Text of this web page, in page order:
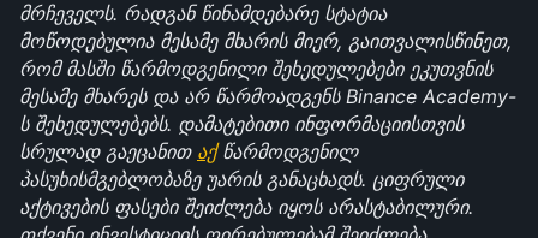
მრჩეველს. რადგან წინამდებარე სტატია
მოწოდებულია მესამე მხარის მიერ, გაითვალისწინეთ,
რომ მასში წარმოდგენილი შეხედულებები ეკუთვნის
მესამე მხარეს და არ წარმოადგენს Binance Academy-
ს შეხედულებებს. დამატებითი ინფორმაციისთვის
სრულად გაეცანით აქ წარმოდგენილ
პასუხისმგებლობაზე უარის განაცხადს. ციფრული
აქტივების ფასები შეიძლება იყოს არასტაბილური.